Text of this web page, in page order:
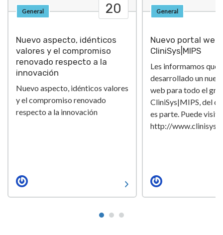
20
General
Nuevo aspecto, idénticos
valores y el compromiso
renovado respecto a la
innovación
Nuevo aspecto, idénticos valores
y el compromiso renovado
respecto a la innovación
General
Nuevo portal web
CliniSys|MIPS
Les informamos que
desarrollado un
web para todo el
CliniSys|MIPS, del
es parte. Puede
http://